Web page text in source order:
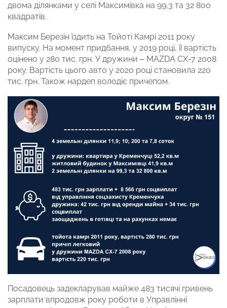
двома ділянками у селі Максимівка на 99,3 та 32 800
квадратів.
Максим Березін їздить на Тойоті Камрі 2011 року
випуску. На момент придбання, у 2019 році, її вартість
оцінено у 280 тис. грн. У дружини – MAZDA CX-7 2008
року. Вартість цього авто у 2020 році становила 220
тис. грн. Також нардеп володіє причепом.
Посадовець задекларував майже 483 тисячі гривень
зарплати впродовж року роботи в Управлінні